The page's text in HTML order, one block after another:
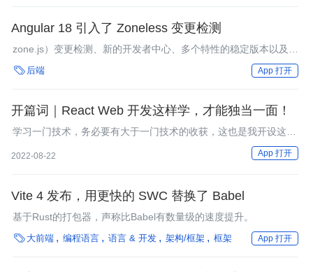
Angular 18 引入了 Zoneless 变更检测
zone.js）变更检测、新的开发者中心、多个特性的稳定版本以及服
务器端渲染的改进等。API，解决了常见的开发者请求，并增强了
整体的开发者体验。
 后端 App 打开
开篇词｜React Web 开发这样学，才能独当一面！
学习一门技术，务必要有大于一门技术的收获，这也是我开设这个
2022-08-22 App 打开
Vite 4 发布，用更快的 SWC 替换了 Babel
基于Rust的打包器，声称比Babel有数量级的速度提升。
 大前端 编程语言 语言 & 开发 架构/框架 框架 App 打开